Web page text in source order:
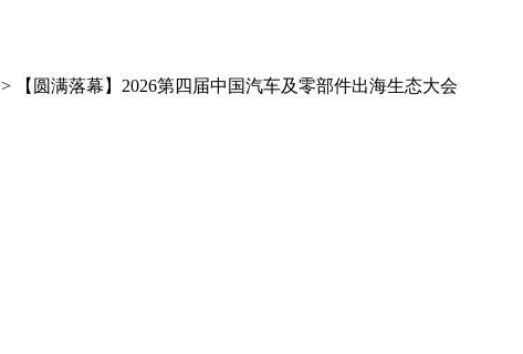
> 【圆满落幕】2026第四届中国汽车及零部件出海生态大会